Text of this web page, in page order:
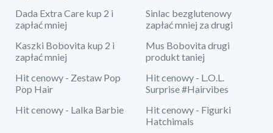
Dada Extra Care kup 2 i
zapłać mniej
Sinlac bezglutenowy
zapłać mniej za drugi
Kaszki Bobovita kup 2 i
zapłać mniej
Mus Bobovita drugi
produkt taniej
Hit cenowy - Zestaw Pop
Pop Hair
Hit cenowy - L.O.L.
Surprise #Hairvibes
Hit cenowy - Lalka Barbie
Hit cenowy - Figurki
Hatchimals